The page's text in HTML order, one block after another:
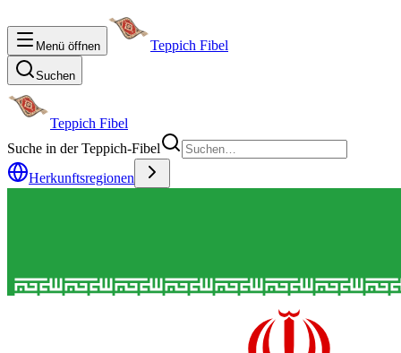
Menü öffnen Teppich Fibel
Suchen
Teppich Fibel
Suche in der Teppich-Fibel
Herkunftsregionen